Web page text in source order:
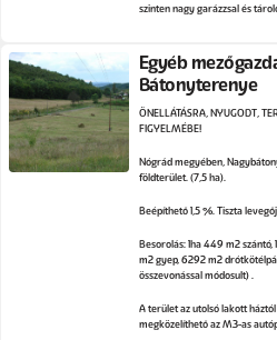
szinten nagy garázzsal és
Egyéb
Bátonyterenye
ÖNELLÁTÁSRA, NYUGODT,
FIGYELMÉBE!
Nógrád megyében,
földterület. (7,5 ha).
Beépíthető 1,5 %. Tiszta
Besorolás: 1ha 449 m2
m2 gyep, 6292 m2
összevonással módosult) .
A terület az utolsó lakott
megközelíthető az M3-as